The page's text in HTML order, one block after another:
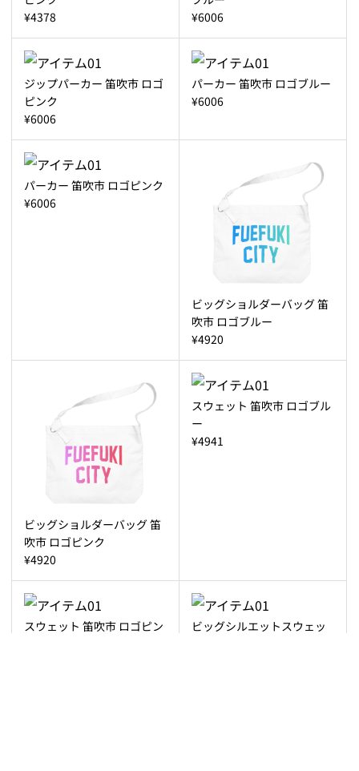
¥4378
¥6006
ジップパーカー 笛吹市 ロゴ
ピンク
¥6006
パーカー 笛吹市 ロゴブルー
¥6006
パーカー 笛吹市 ロゴピンク
¥6006
ビッグショルダーバッグ 笛
吹市 ロゴブルー
¥4920
ビッグショルダーバッグ 笛
吹市 ロゴピンク
¥4920
スウェット 笛吹市 ロゴブル
ー
¥4941
スウェット 笛吹市 ロゴピン
ビッグシルエットスウェッ